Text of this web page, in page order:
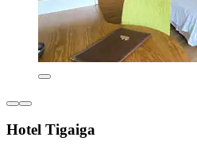
Hotel Tigaiga